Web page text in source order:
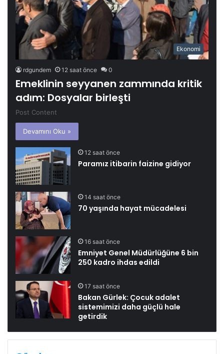
Ekonomi
rdgundem 12 saat önce 0
Emeklinin seyyanen zammında kritik
adım: Dosyalar birleşti
Post Content
Devamını Oku »
12 saat önce
Paramız itibarin faizine gidiyor
14 saat önce
70 yaşında hayat mücadelesi
16 saat önce
Emniyet Genel Müdürlüğüne 6 bin
250 kadro ihdas edildi
17 saat önce
Bakan Gürlek: Çocuk adalet
sistemimizi daha güçlü hale
getirdik